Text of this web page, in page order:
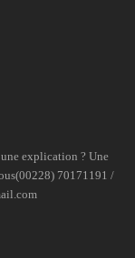
explication ? Une
70171191 /